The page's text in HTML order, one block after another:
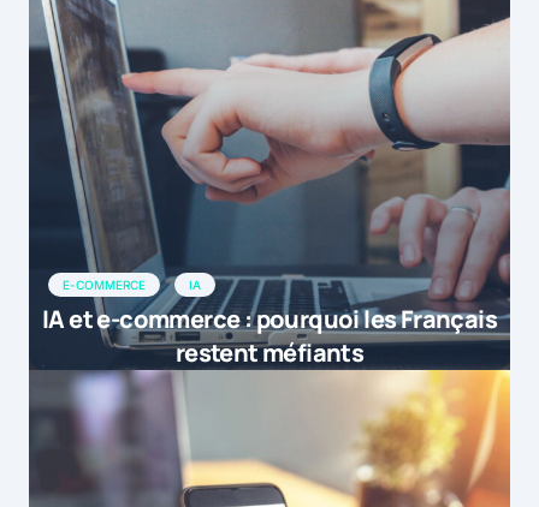
E-COMMERCE IA
IA et e-commerce : pourquoi les Français
restent méfiants